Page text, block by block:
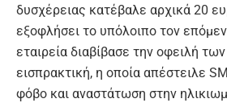
δυσχέρειας κατέβαλε αρχικά 20
εξοφλήσει το υπόλοιπο τον
εταιρεία διαβίβασε την οφειλή
εισπρακτική, η οποία απέστειλε
φόβο και αναστάτωση στην